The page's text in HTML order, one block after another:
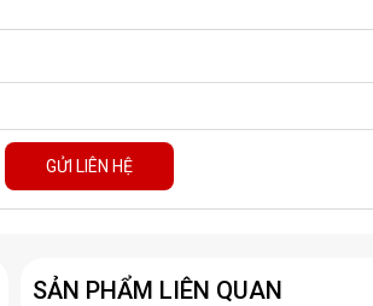
GỬI LIÊN HỆ
SẢN PHẨM LIÊN QUAN